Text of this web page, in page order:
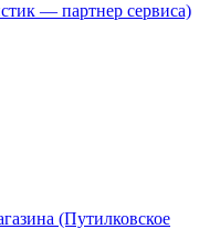
— партнер сервиса)
(Путилковское